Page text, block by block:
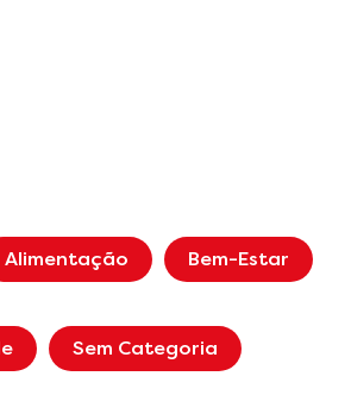
Alimentação Bem-Estar
Sem Categoria